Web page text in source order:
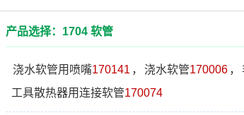
产品选择：1704 软管
浇水软管用喷嘴170141 ， 浇水软管170006 ，
工具散热器用连接软管170074